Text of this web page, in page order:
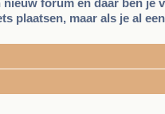
nieuw forum en daar ben je
plaatsen, maar als je al